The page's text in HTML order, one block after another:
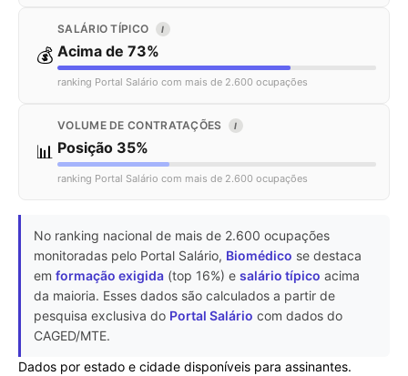
💰
SALÁRIO TÍPICO I
Acima de 73%
ranking Portal Salário com mais de 2.600 ocupações
📊
VOLUME DE CONTRATAÇÕES I
Posição 35%
ranking Portal Salário com mais de 2.600 ocupações
No ranking nacional de mais de 2.600 ocupações
monitoradas pelo Portal Salário, Biomédico se destaca
em formação exigida (top 16%) e salário típico acima
da maioria. Esses dados são calculados a partir de
pesquisa exclusiva do Portal Salário com dados do
CAGED/MTE.
Dados por estado e cidade disponíveis para assinantes.